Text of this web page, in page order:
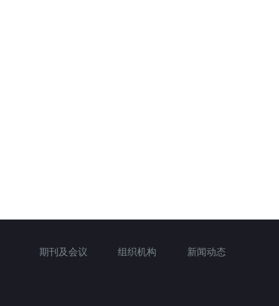
新闻动态
组织机构
期刊及会议